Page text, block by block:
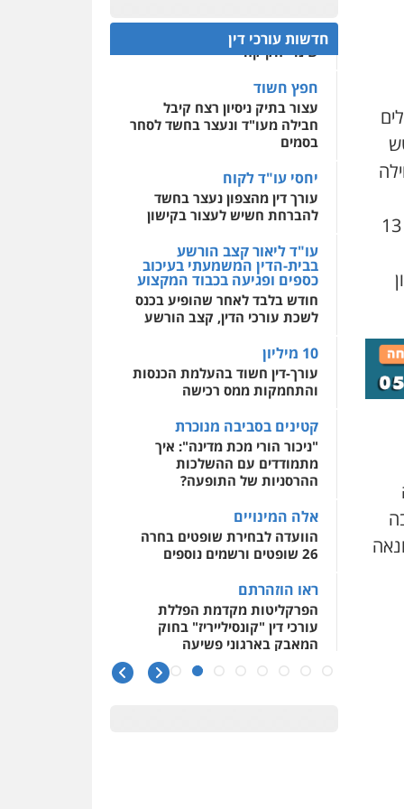
לחשבון כדי להרוויח זמן. נטען כי היא הגדילה לעשות כאשר פרטה 13
פלילי פשיעה חמורה זכויות
אדם
0527448141
חליל ביאדי – משרד
עורכי דין
0509636895
עו"ד איהאב זבידאת
פלילי פשיעה חמורה
פשע עבירות המתה
עבירות מין
0509930581
פלילי
0523379525
עו"ד אליה חן ברק
פלילי פשיעה חמורה
וייצוג בחקירות ומעצרים
0525914163
משרד עורכי דין פארס
פלילי
והונאה ביטוח לאומי
0549911449
עו"ד עידית שינו-אמיתי
0522508109
אחסון אתרים
מהירות
תמיכה שירותים מקצועיים
לעורכי דין
מרכז התחלה חדשה
אסירים
שירותים מקצועיים לעורכי
דין
0544500346
חדשות עורכי דין
המהפכה הטכנולגית שמחייבת
שינויי חקיקה
חפץ חשוד
עצור בתיק ניסיון רצח קיבל
חבילה מעו"ד ונעצר בחשד לסחר
בסמים
יחסי עו"ד לקוח
עורך דין מהצפון נעצר בחשד
להברחת חשיש לעצור בקישון
עו"ד ליאור קצב הורשע
בבית-הדין המשמעתי בעיכוב
כספים ופגיעה בכבוד המקצוע
חודש בלבד לאחר שהופיע בכנס
לשכת עורכי הדין, קצב הורשע
10 מיליון
עורך-דין חשוד בהעלמת הכנסות
והתחמקות ממס רכישה
קטינים בסביבה מנוכרת
"ניכור הורי מכת מדינה": איך
מתמודדים עם ההשלכות
ההרסניות של התופעה?
אלה המינויים
הוועדה לבחירת שופטים בחרה
26 שופטים ורשמים נוספים
ראו הוזהרתם
הפרקליטות מקדמת הפללת
עורכי דין "קונסילייריז" בחוק
המאבק בארגוני פשיעה
משרות אמון